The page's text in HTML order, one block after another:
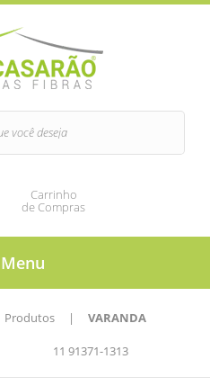
Carrinho
de Compras
Menu
Produtos | VARANDA
11 91371-1313